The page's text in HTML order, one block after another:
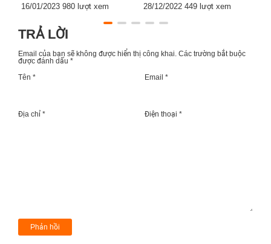
ĐÁN 2023
Posted
16/01/2023 980 lượt xem
DƯƠNG LỊCH 2023
Posted
28/12/2022 449 lượt xem
TRẢ LỜI
Email của bạn sẽ không được hiển thị công khai. Các trường bắt buộc
được đánh dấu *
Tên *
Email *
Địa chỉ * Điện thoại *